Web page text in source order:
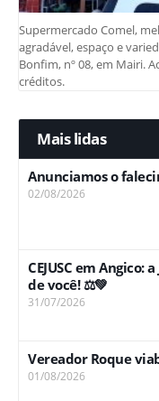
Supermercado Comel,
agradável, espaço e
Bonfim, nº 08, em Mairi.
créditos.
Mais lidas
Anunciamos o
02/08/2026
CEJUSC em Angico:
de você! ⚖️💚
31/07/2026
Vereador Roque
01/08/2026